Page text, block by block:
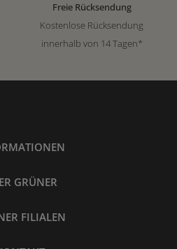
Freie Rücksendung
Kostenlose Rücksendung
innerhalb von 14 Tagen*
GRÜNER
FILIALEN